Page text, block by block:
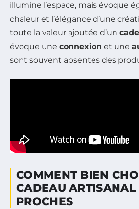
illumine l’espace, mais évoque
chaleur et l’élégance d’une
toute la valeur ajoutée d’un
évoque une connexion et une
sont souvent absentes des
COMMENT BIEN
CADEAU ARTISANAL
PROCHES